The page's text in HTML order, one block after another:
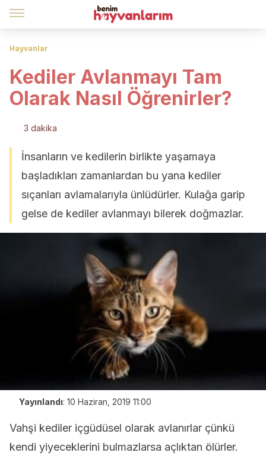
Hayvanlar
Kediler Avlanmayı Tam
Olarak Nasıl Öğrenirler?
3 dakika
İnsanların ve kedilerin birlikte yaşamaya
başladıkları zamanlardan bu yana kediler
sıçanları avlamalarıyla ünlüdürler. Kulağa garip
gelse de kediler avlanmayı bilerek doğmazlar.
Yayınlandı: 10 Haziran, 2019 11:00
Vahşi kediler içgüdüsel olarak avlanırlar çünkü
kendi yiyeceklerini bulmazlarsa açlıktan ölürler.